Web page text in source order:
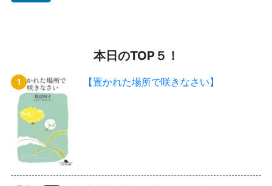
本日のTOP５！
【置かれた場所で咲きなさい】